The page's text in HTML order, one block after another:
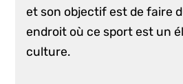
et son objectif est de faire
endroit où ce sport est un
culture.